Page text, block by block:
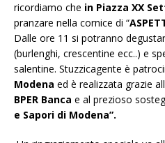
ricordiamo che in Piazza XX
pranzare nella cornice di “
Dalle ore 11 si potranno
(burlenghi, crescentine ecc..) e
salentine. Stuzzicagente è
Modena ed è realizzata grazie
BPER Banca e al prezioso
e Sapori di Modena”.